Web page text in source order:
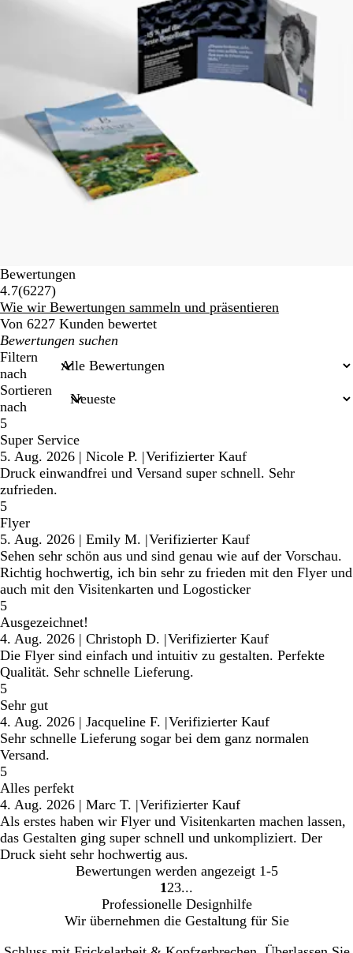
Bewertungen
4.7(62276227
Bewertungen
)
Wie wir Bewertungen sammeln und präsentieren
Von 6227 Kunden bewertet
Meine
Sucheingaben
Filtern
nach
Sortieren
nach
5
Super Service
5. Aug. 2026 | Nicole P. |Verifizierter Kauf
Druck einwandfrei und Versand super schnell. Sehr
zufrieden.
5
Flyer
5. Aug. 2026 | Emily M. |Verifizierter Kauf
Sehen sehr schön aus und sind genau wie auf der Vorschau.
Richtig hochwertig, ich bin sehr zu frieden mit den Flyer und
auch mit den Visitenkarten und Logosticker
5
Ausgezeichnet!
4. Aug. 2026 | Christoph D. |Verifizierter Kauf
Die Flyer sind einfach und intuitiv zu gestalten. Perfekte
Qualität. Sehr schnelle Lieferung.
5
Sehr gut
4. Aug. 2026 | Jacqueline F. |Verifizierter Kauf
Sehr schnelle Lieferung sogar bei dem ganz normalen
Versand.
5
Alles perfekt
4. Aug. 2026 | Marc T. |Verifizierter Kauf
Als erstes haben wir Flyer und Visitenkarten machen lassen,
das Gestalten ging super schnell und unkompliziert. Der
Druck sieht sehr hochwertig aus.
Bewertungen werden angezeigt 1-5
Gehe
zu
Seite
1 Gehe
zu
Seite
2 Gehe
zu
Seite
3
Professionelle Designhilfe
Wir übernehmen die Gestaltung für Sie